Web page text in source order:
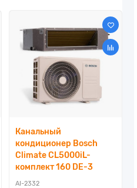
Канальный
кондиционер Bosch
Climate CL5000iL-
комплект 160 DE-3
AI-2332